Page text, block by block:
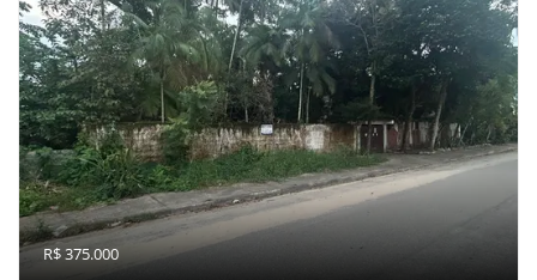
R$ 375.000